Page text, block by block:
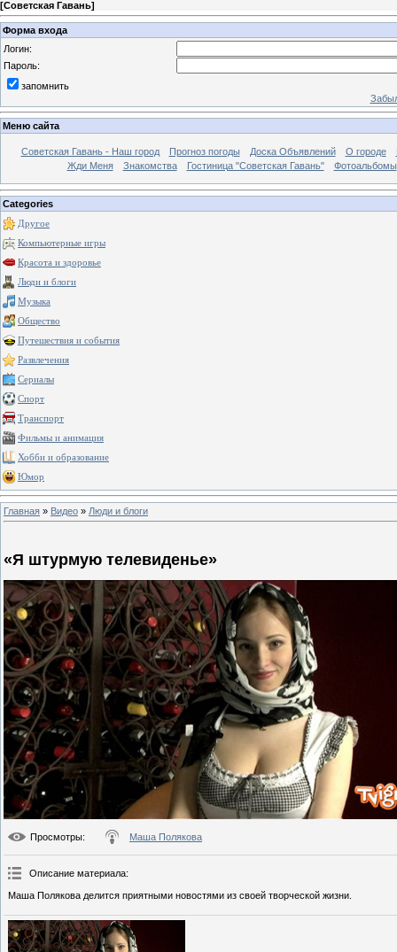
[Советская Гавань]
Форма входа
Логин:
Пароль:
запомнить
Меню сайта
Советская Гавань - Наш город Прогноз погоды Доска Объявлений О городе
Жди Меня
Знакомства Гостиница "Советская Гавань" Фотоальбомы
Categories
Другое
Компьютерные игры
Красота и здоровье
Люди и блоги
Музыка
Общество
Путешествия и события
Развлечения
Сериалы
Спорт
Транспорт
Фильмы и анимация
Хобби и образование
Юмор
Главная » Видео » Люди и блоги
«Я штурмую телевиденье»
Просмотры: Маша Полякова
Описание материала:
Маша Полякова делится приятными новостями из своей творческой жизни.